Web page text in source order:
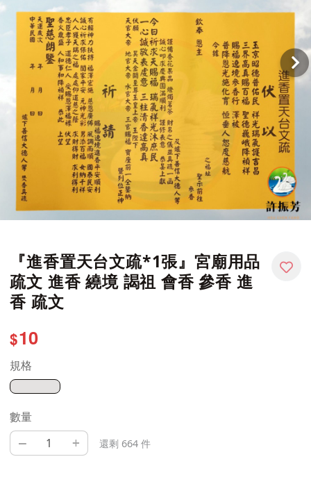
『進香置天台文疏*1張』宮廟用品
疏文 進香 繞境 謁祖 會香 參香 進
香 疏文
$10
規格
數量
– + 還剩 664 件